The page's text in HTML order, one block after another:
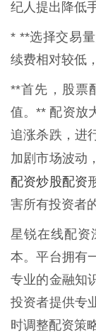
纪人提出降低
* **选择交易
续费相对较低
**首先，股票
值。** 配资放
追涨杀跌，进
加剧市场波动
配资炒股配资
害所有投资者
星锐在线配资
本。平台拥有
专业的金融知
投资者提供专
时调整配资策